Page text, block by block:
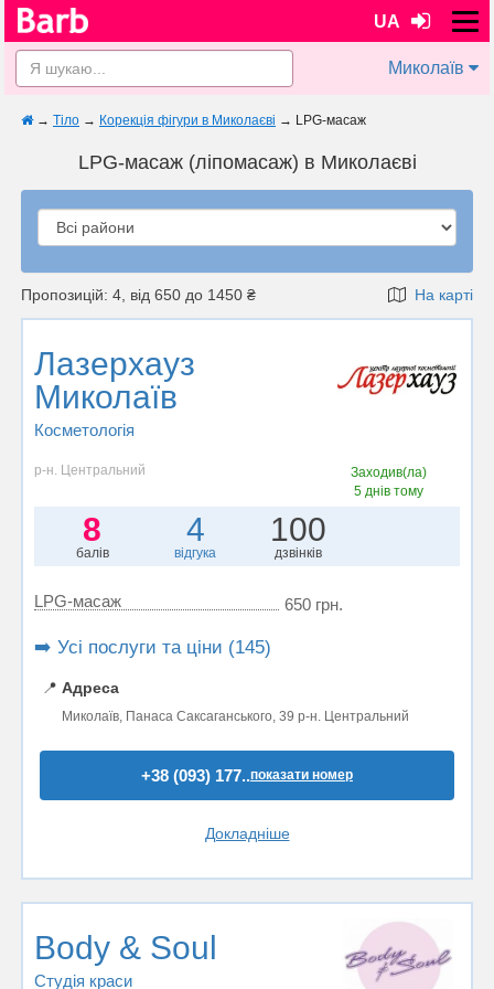
UA
Миколаїв
→ Тіло → Корекція фігури в Миколаєві → LPG-масаж
LPG-масаж (ліпомасаж) в Миколаєві
Пропозицій: 4, від 650 до 1450 ₴ На карті
Лазерхауз
Миколаїв
Косметологія
р-н. Центральний
Заходив(ла)
5 днів тому
8
балів
4
відгука
100
дзвінків
LPG-масаж 650 грн.
➡️ Усі послуги та ціни (145)
📍 Адреса
Миколаїв, Панаса Саксаганського, 39 р-н. Центральний
+38 (093) 177..показати номер
Докладніше
Body & Soul
Студія краси